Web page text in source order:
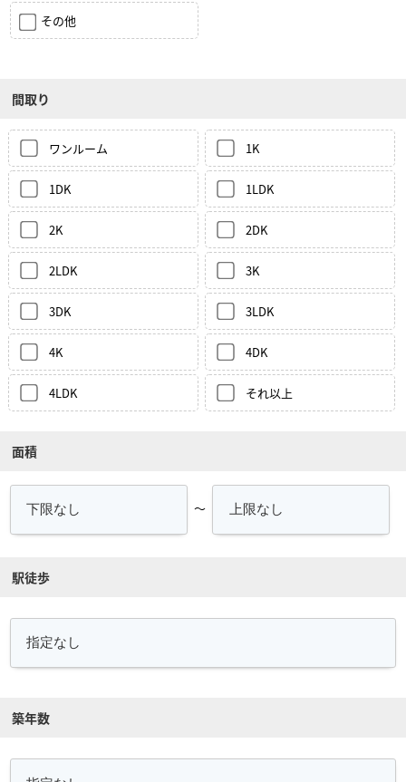
その他
間取り
ワンルーム 1K
1DK 1LDK
2K 2DK
2LDK 3K
3DK 3LDK
4K 4DK
4LDK それ以上
面積
～
駅徒歩
築年数